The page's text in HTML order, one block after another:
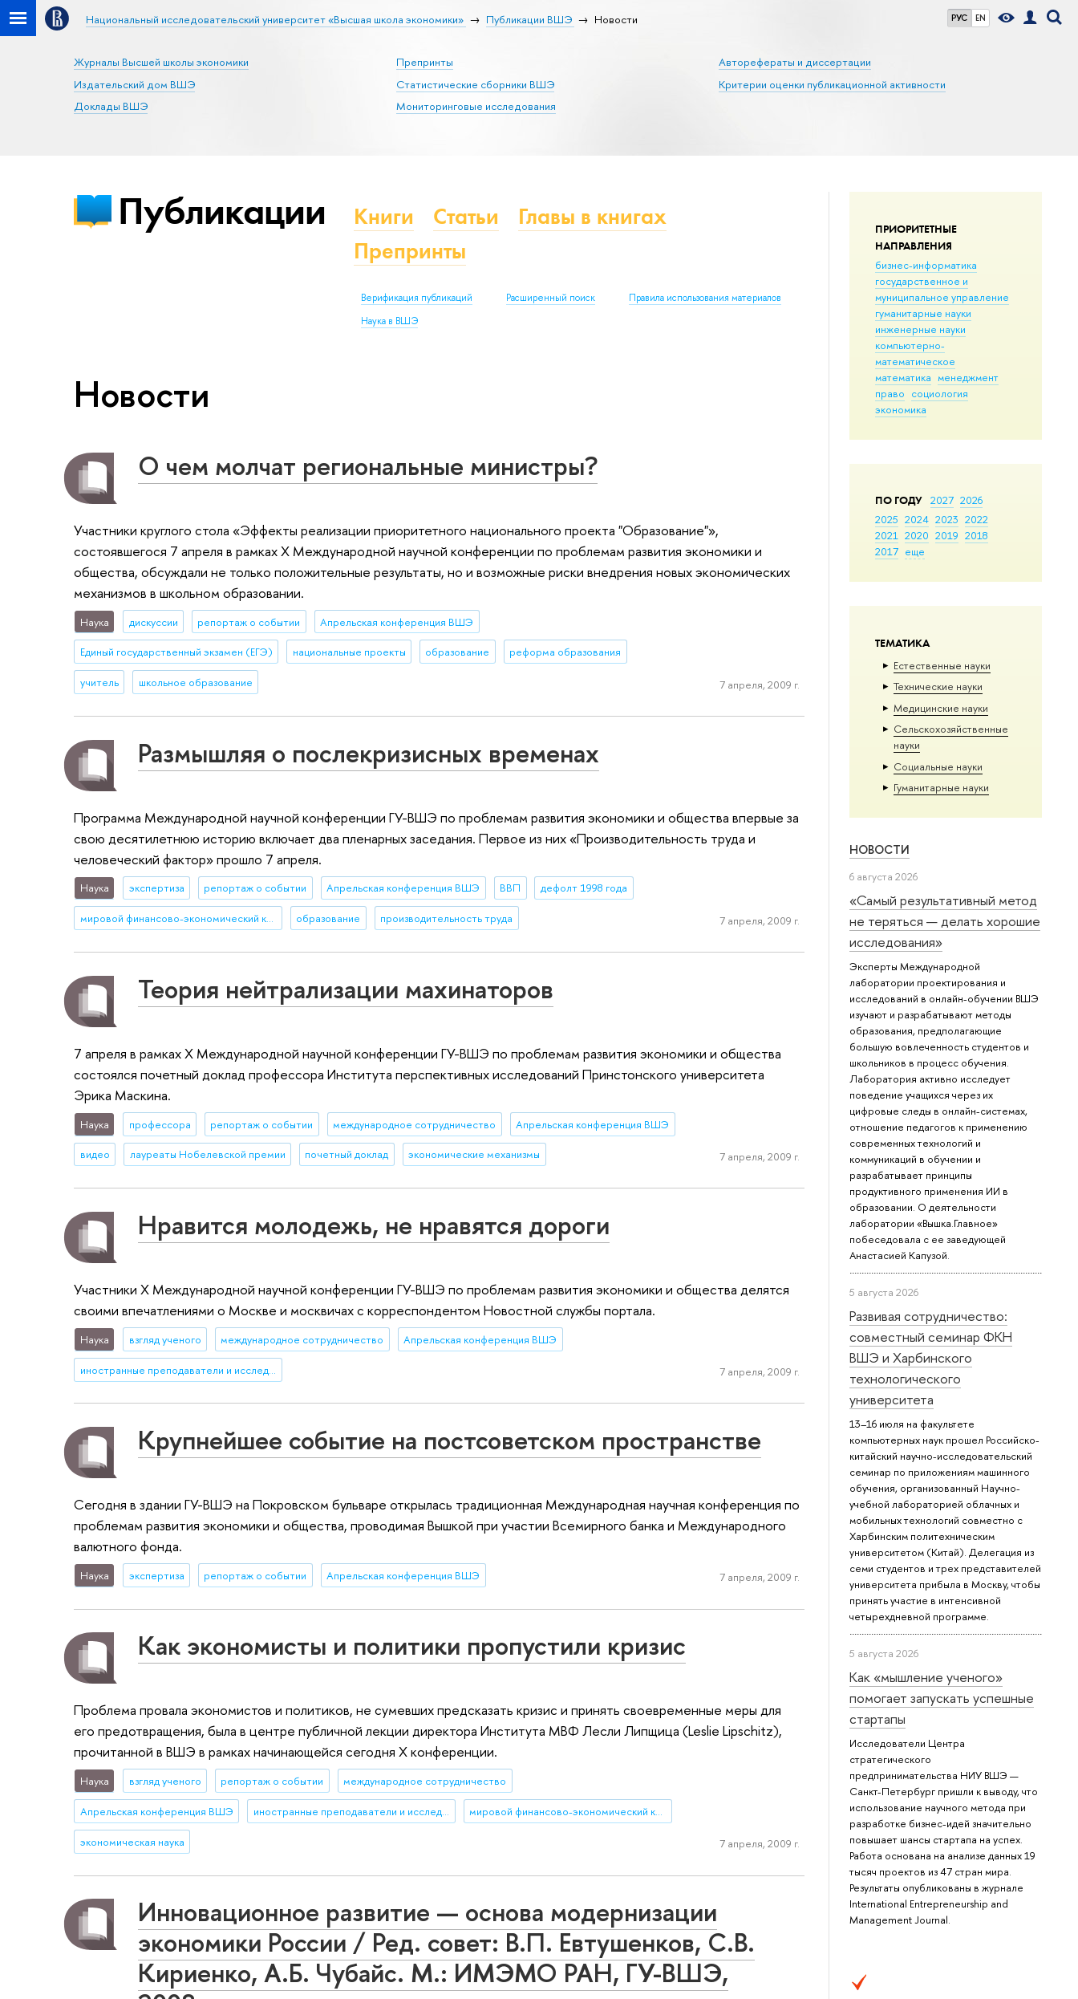
РУС EN
Национальный исследовательский университет «Высшая школа экономики» Публикации ВШЭ Новости
Журналы Высшей школы экономики
Издательский дом ВШЭ
Доклады ВШЭ
Препринты
Статистические сборники ВШЭ
Мониторинговые исследования
Авторефераты и диссертации
Критерии оценки публикационной активности
ПРИОРИТЕТНЫЕ
НАПРАВЛЕНИЯ
бизнес-информатика
государственное и
муниципальное управление
гуманитарные науки
инженерные науки
компьютерно-
математическое
математика менеджмент
право социология
экономика
ПО ГОДУ 2027 2026
2025 2024 2023 2022
2021 2020 2019 2018
2017 еще
ТЕМАТИКА
Естественные науки
Тех­ничес­кие науки
Медицинские науки
Сельскохозяйственные
науки
Социальные науки
Гуманитарные науки
НОВОСТИ
6 августа 2026
«Самый результативный метод
не теряться — делать хорошие
исследования»
Эксперты Международной
лаборатории проектирования и
исследований в онлайн-обучении ВШЭ
изучают и разрабатывают методы
образования, предполагающие
большую вовлеченность студентов и
школьников в процесс обучения.
Лаборатория активно исследует
поведение учащихся через их
цифровые следы в онлайн-системах,
отношение педагогов к применению
современных технологий и
коммуникаций в обучении и
разрабатывает принципы
продуктивного применения ИИ в
образовании. О деятельности
лаборатории «Вышка.Главное»
побеседовала с ее заведующей
Анастасией Капузой.
5 августа 2026
Развивая сотрудничество:
совместный семинар ФКН
ВШЭ и Харбинского
технологического
университета
13–16 июля на факультете
компьютерных наук прошел Российско-
китайский научно-исследовательский
семинар по приложениям машинного
обучения, организованный Научно-
учебной лабораторией облачных и
мобильных технологий совместно с
Харбинским политехническим
университетом (Китай). Делегация из
семи студентов и трех представителей
университета прибыла в Москву, чтобы
принять участие в интенсивной
четырехдневной программе.
5 августа 2026
Как «мышление ученого»
помогает запускать успешные
стартапы
Исследователи Центра
стратегического
предпринимательства НИУ ВШЭ —
Санкт-Петербург пришли к выводу, что
использование научного метода при
разработке бизнес-идей значительно
повышает шансы стартапа на успех.
Работа основана на анализе данных 19
тысяч проектов из 47 стран мира.
Результаты опубликованы в журнале
International Entrepreneurship and
Management Journal.
Публикации Книги Статьи
Главы в книгах
Препринты
Верификация публикаций Расширенный поиск
Правила использования материалов
Наука в ВШЭ
Новости
О чем молчат региональные министры?
Участники круглого стола «Эффекты реализации приоритетного национального проекта "Образование"»,
состоявшегося 7 апреля в рамках X Международной научной конференции по проблемам развития экономики и
общества, обсуждали не только положительные результаты, но и возможные риски внедрения новых экономических
механизмов в школьном образовании.
Наука дискуссии репортаж о событии Апрельская конференция ВШЭ
Единый государственный экзамен (ЕГЭ) национальные проекты образование реформа образования
учитель школьное образование 7 апреля, 2009 г.
Размышляя о послекризисных временах
Программа Международной научной конференции ГУ-ВШЭ по проблемам развития экономики и общества впервые за
свою десятилетнюю историю включает два пленарных заседания. Первое из них «Производительность труда и
человеческий фактор» прошло 7 апреля.
Наука экспертиза репортаж о событии Апрельская конференция ВШЭ ВВП дефолт 1998 года
мировой финансово-экономический кризис образование производительность труда 7 апреля, 2009 г.
Теория нейтрализации махинаторов
7 апреля в рамках X Международной научной конференции ГУ-ВШЭ по проблемам развития экономики и общества
состоялся почетный доклад профессора Института перспективных исследований Принстонского университета
Эрика Маскина.
Наука профессора репортаж о событии международное сотрудничество Апрельская конференция ВШЭ
видео лауреаты Нобелевской премии почетный доклад экономические механизмы 7 апреля, 2009 г.
Нравится молодежь, не нравятся дороги
Участники X Международной научной конференции ГУ-ВШЭ по проблемам развития экономики и общества делятся
своими впечатлениями о Москве и москвичах с корреспондентом Новостной службы портала.
Наука взгляд ученого международное сотрудничество Апрельская конференция ВШЭ
7 апреля, 2009 г.
Крупнейшее событие на постсоветском пространстве
Сегодня в здании ГУ-ВШЭ на Покровском бульваре открылась традиционная Международная научная конференция по
проблемам развития экономики и общества, проводимая Вышкой при участии Всемирного банка и Международного
валютного фонда.
Наука экспертиза репортаж о событии Апрельская конференция ВШЭ 7 апреля, 2009 г.
Как экономисты и политики пропустили кризис
Проблема провала экономистов и политиков, не сумевших предсказать кризис и принять своевременные меры для
его предотвращения, была в центре публичной лекции директора Института МВФ Лесли Липщица (Leslie Lipschitz),
прочитанной в ВШЭ в рамках начинающейся сегодня X конференции.
Наука взгляд ученого репортаж о событии международное сотрудничество
Апрельская конференция ВШЭ иностранные преподаватели и исследователи мировой финансово-экономический кризис
экономическая наука 7 апреля, 2009 г.
Инновационное развитие — основа модернизации
экономики России / Ред. совет: В.П. Евтушенков, С.В.
Кириенко, А.Б. Чубайс. М.: ИМЭМО РАН, ГУ-ВШЭ,